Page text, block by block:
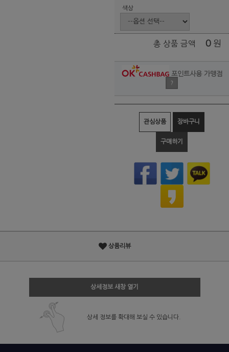
색상
총 상품 금액 0 원
포인트사용 가맹점
?
관심상품 장바구니
구매하기
상품리뷰
상세정보 새창 열기
상세 정보를 확대해 보실 수 있습니다.